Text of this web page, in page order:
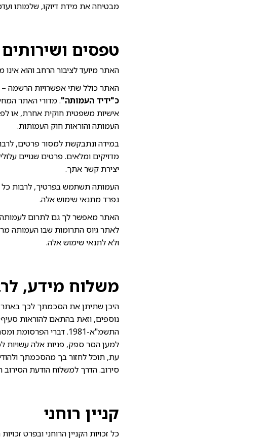
מבטיחה את מידת דיוקו, שלמותו
טפסים
האתר מיועד לציבור הרחב והוא
האתר כולל שתי אפשרויות הרשמה –
כ"ידיד העמותה"
אישיות משפטית חוקית אחרת, או
העמותה והוראות חוק העמותות.
במידה ונתבקשת למסור פרטים,
מדויקים ומלאים. פרטים שגויים
יצירת קשר אתך.
העמותה תשתמש בפרטיך, לרבות
נפרד מתנאי שימוש אלה.
האתר מאפשר לך גם לתרום לעמותה
לאתר גיוס התרומות שבו העמותה
ולא לתנאי שימוש אלה.
משלוח מידע,
היכן שתיתן את הסכמתך לכך
התשמ"א-1981. דברי
למען הסר ספק, פניות אלה עשויות
עת, תוכל לחזור בך מהסכמתך
סירוב. הדרך למשלוח הודעת
קניין רוחני
כל זכויות הקניין הרוחני ובפרט